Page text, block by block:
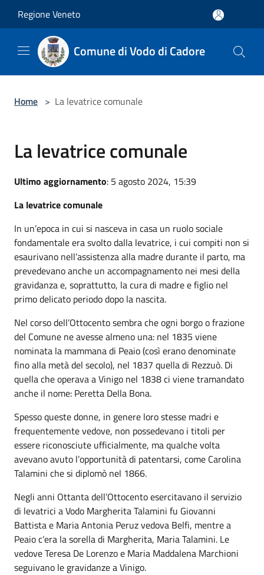
Regione Veneto
Comune di Vodo di Cadore
Home > La levatrice comunale
La levatrice comunale
Ultimo aggiornamento: 5 agosto 2024, 15:39
La levatrice comunale
In un’epoca in cui si nasceva in casa un ruolo sociale
fondamentale era svolto dalla levatrice, i cui compiti non si
esaurivano nell’assistenza alla madre durante il parto, ma
prevedevano anche un accompagnamento nei mesi della
gravidanza e, soprattutto, la cura di madre e figlio nel
primo delicato periodo dopo la nascita.
Nel corso dell’Ottocento sembra che ogni borgo o frazione
del Comune ne avesse almeno una: nel 1835 viene
nominata la mammana di Peaio (così erano denominate
fino alla metà del secolo), nel 1837 quella di Rezzuò. Di
quella che operava a Vinigo nel 1838 ci viene tramandato
anche il nome: Peretta Della Bona.
Spesso queste donne, in genere loro stesse madri e
frequentemente vedove, non possedevano i titoli per
essere riconosciute ufficialmente, ma qualche volta
avevano avuto l’opportunità di patentarsi, come Carolina
Talamini che si diplomò nel 1866.
Negli anni Ottanta dell’Ottocento esercitavano il servizio
di levatrici a Vodo Margherita Talamini fu Giovanni
Battista e Maria Antonia Peruz vedova Belfi, mentre a
Peaio c’era la sorella di Margherita, Maria Talamini. Le
vedove Teresa De Lorenzo e Maria Maddalena Marchioni
seguivano le gravidanze a Vinigo.